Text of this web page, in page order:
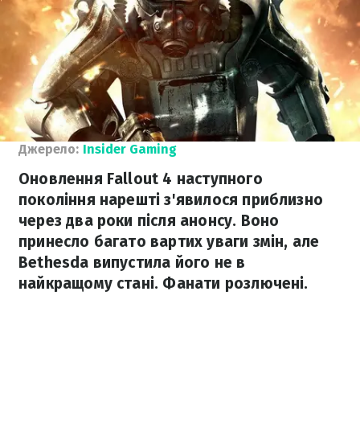
Джерело: Insider Gaming
Оновлення Fallout 4 наступного
покоління нарешті з'явилося приблизно
через два роки після анонсу. Воно
принесло багато вартих уваги змін, але
Bethesda випустила його не в
найкращому стані. Фанати розлючені.